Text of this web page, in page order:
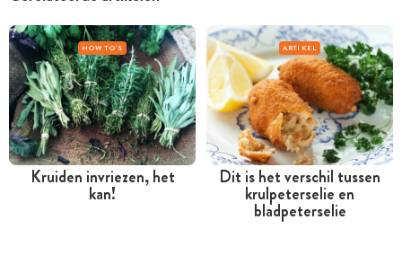
HOW TO'S
Kruiden invriezen, het
kan!
ARTIKEL
Dit is het verschil tussen
krulpeterselie en
bladpeterselie